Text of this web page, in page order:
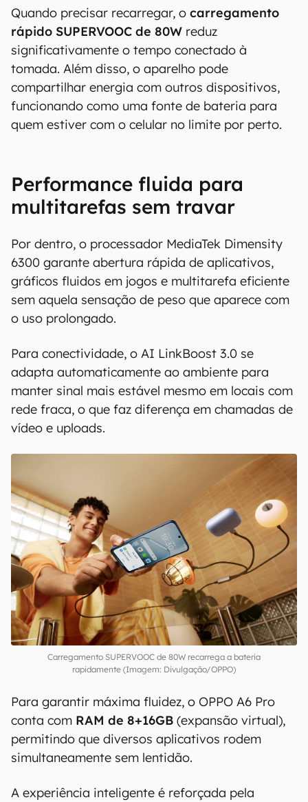
Quando precisar recarregar, o carregamento
rápido SUPERVOOC de 80W reduz
significativamente o tempo conectado à
tomada. Além disso, o aparelho pode
compartilhar energia com outros dispositivos,
funcionando como uma fonte de bateria para
quem estiver com o celular no limite por perto.
Performance fluida para
multitarefas sem travar
Por dentro, o processador MediaTek Dimensity
6300 garante abertura rápida de aplicativos,
gráficos fluidos em jogos e multitarefa eficiente
sem aquela sensação de peso que aparece com
o uso prolongado.
Para conectividade, o AI LinkBoost 3.0 se
adapta automaticamente ao ambiente para
manter sinal mais estável mesmo em locais com
rede fraca, o que faz diferença em chamadas de
vídeo e uploads.
Carregamento SUPERVOOC de 80W recarrega a bateria
rapidamente (Imagem: Divulgação/OPPO)
Para garantir máxima fluidez, o OPPO A6 Pro
conta com RAM de 8+16GB (expansão virtual),
permitindo que diversos aplicativos rodem
simultaneamente sem lentidão.
A experiência inteligente é reforçada pela